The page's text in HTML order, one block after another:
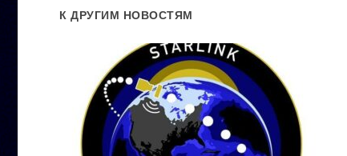
К ДРУГИМ НОВОСТЯМ